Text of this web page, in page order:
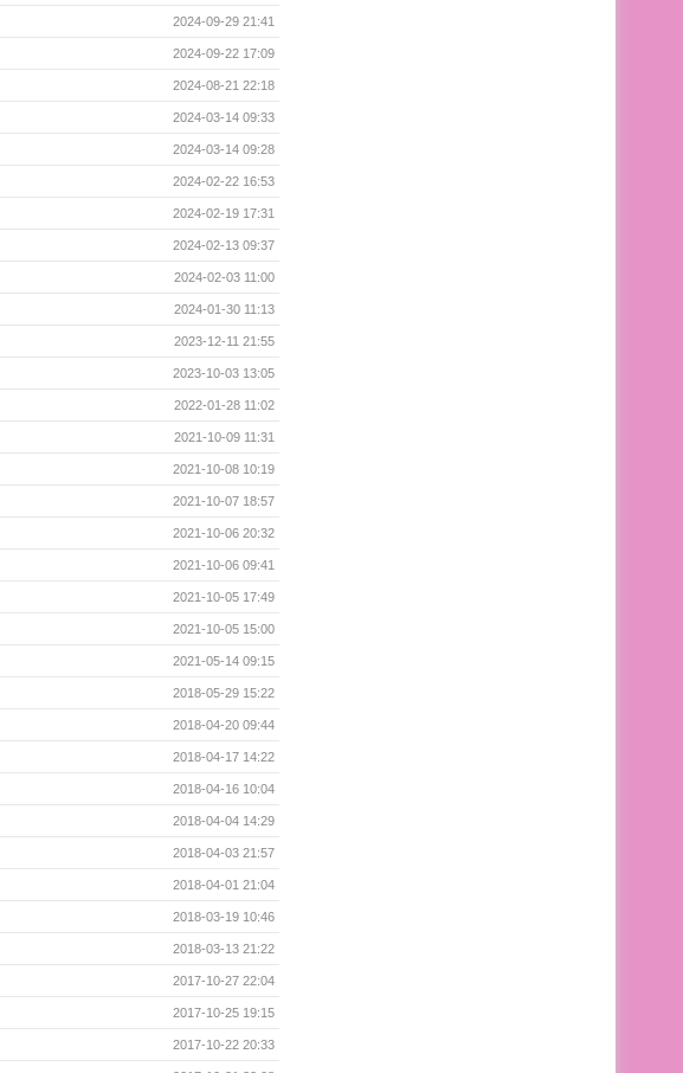
2024-09-29 21:41
2024-09-22 17:09
2024-08-21 22:18
2024-03-14 09:33
2024-03-14 09:28
2024-02-22 16:53
2024-02-19 17:31
2024-02-13 09:37
2024-02-03 11:00
2024-01-30 11:13
2023-12-11 21:55
2023-10-03 13:05
2022-01-28 11:02
2021-10-09 11:31
2021-10-08 10:19
2021-10-07 18:57
2021-10-06 20:32
2021-10-06 09:41
2021-10-05 17:49
2021-10-05 15:00
2021-05-14 09:15
2018-05-29 15:22
2018-04-20 09:44
2018-04-17 14:22
2018-04-16 10:04
2018-04-04 14:29
2018-04-03 21:57
2018-04-01 21:04
2018-03-19 10:46
2018-03-13 21:22
2017-10-27 22:04
2017-10-25 19:15
2017-10-22 20:33